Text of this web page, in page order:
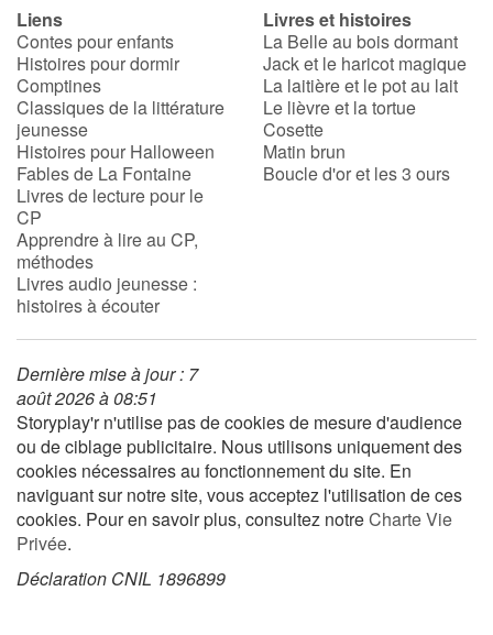
Liens
Contes pour enfants
Histoires pour dormir
Comptines
Classiques de la littérature
jeunesse
Histoires pour Halloween
Fables de La Fontaine
Livres de lecture pour le
CP
Apprendre à lire au CP,
méthodes
Livres audio jeunesse :
histoires à écouter
Livres et histoires
La Belle au bois dormant
Jack et le haricot magique
La laitière et le pot au lait
Le lièvre et la tortue
Cosette
Matin brun
Boucle d'or et les 3 ours
Dernière mise à jour : 7
août 2026 à 08:51
Storyplay'r n'utilise pas de cookies de mesure d'audience
ou de ciblage publicitaire. Nous utilisons uniquement des
cookies nécessaires au fonctionnement du site. En
naviguant sur notre site, vous acceptez l'utilisation de ces
cookies. Pour en savoir plus, consultez notreCharte Vie
Privée.
Déclaration CNIL 1896899